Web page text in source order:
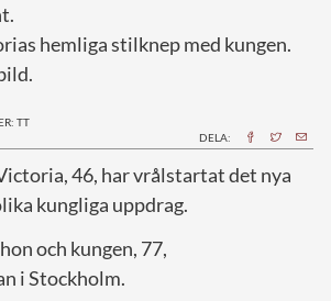
hemliga stilknep med kungen.
TT
DELA:
46, har vrålstartat det nya
kungliga uppdrag.
och kungen, 77,
i Stockholm.